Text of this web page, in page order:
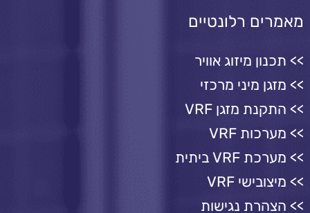
מאמרים רלונטיים
תכנון מיזוג אוויר
מזגן מיני מרכזי
התקנת מזגן VRF
מערכות VRF
מערכת VRF ביתית
מיצובישי VRF
הצהרת נגישות